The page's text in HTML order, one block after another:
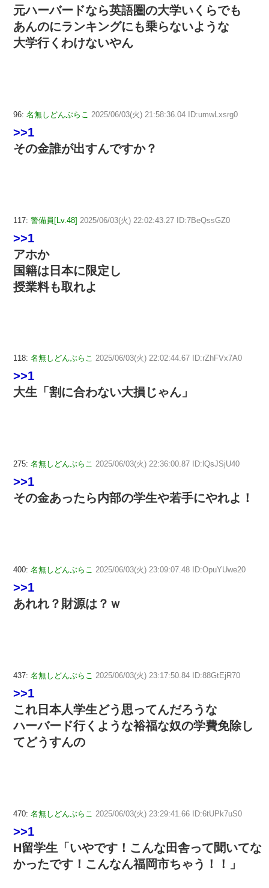
元ハーバードなら英語圏の大学いくらでも
あんのにランキングにも乗らないような
大学行くわけないやん
96: 名無しどんぶらこ 2025/06/03(火) 21:58:36.04 ID:umwLxsrg0
>>1
その金誰が出すんですか？
117: 警備員[Lv.48] 2025/06/03(火) 22:02:43.27 ID:7BeQssGZ0
>>1
アホか
国籍は日本に限定し
授業料も取れよ
118: 名無しどんぶらこ 2025/06/03(火) 22:02:44.67 ID:rZhFVx7A0
>>1
大生「割に合わない大損じゃん」
275: 名無しどんぶらこ 2025/06/03(火) 22:36:00.87 ID:lQsJSjU40
>>1
その金あったら内部の学生や若手にやれよ！
400: 名無しどんぶらこ 2025/06/03(火) 23:09:07.48 ID:OpuYUwe20
>>1
あれれ？財源は？ｗ
437: 名無しどんぶらこ 2025/06/03(火) 23:17:50.84 ID:88GtEjR70
>>1
これ日本人学生どう思ってんだろうな
ハーバード行くような裕福な奴の学費免除し
てどうすんの
470: 名無しどんぶらこ 2025/06/03(火) 23:29:41.66 ID:6tUPk7uS0
>>1
H留学生「いやです！こんな田舎って聞いてな
かったです！こんなん福岡市ちゃう！！」